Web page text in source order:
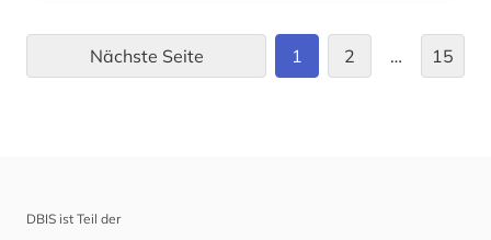
Nächste Seite 1 2 … 15
DBIS ist Teil der